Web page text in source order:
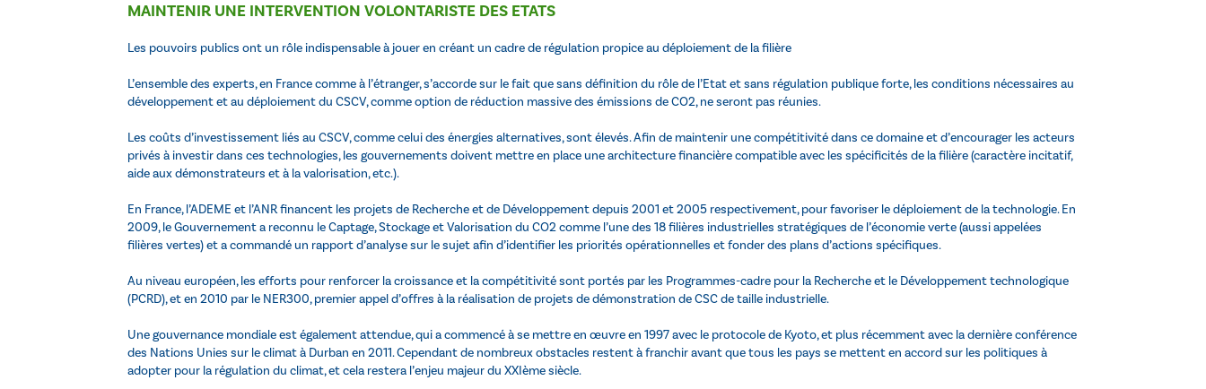
MAINTENIR UNE INTERVENTION VOLONTARISTE DES ETATS
Les pouvoirs publics ont un rôle indispensable à jouer en créant un cadre de régulation propice au déploiement de la filière
L’ensemble des experts, en France comme à l’étranger, s’accorde sur le fait que sans définition du rôle de l’Etat et sans régulation publique forte, les conditions nécessaires au
développement et au déploiement du CSCV, comme option de réduction massive des émissions de CO2, ne seront pas réunies.
Les coûts d’investissement liés au CSCV, comme celui des énergies alternatives, sont élevés. Afin de maintenir une compétitivité dans ce domaine et d’encourager les acteurs
privés à investir dans ces technologies, les gouvernements doivent mettre en place une architecture financière compatible avec les spécificités de la filière (caractère incitatif,
aide aux démonstrateurs et à la valorisation, etc.).
En France, l’ADEME et l’ANR financent les projets de Recherche et de Développement depuis 2001 et 2005 respectivement, pour favoriser le déploiement de la technologie. En
2009, le Gouvernement a reconnu le Captage, Stockage et Valorisation du CO2 comme l’une des 18 filières industrielles stratégiques de l’économie verte (aussi appelées
filières vertes) et a commandé un rapport d’analyse sur le sujet afin d’identifier les priorités opérationnelles et fonder des plans d’actions spécifiques.
Au niveau européen, les efforts pour renforcer la croissance et la compétitivité sont portés par les Programmes-cadre pour la Recherche et le Développement technologique
(PCRD), et en 2010 par le NER300, premier appel d’offres à la réalisation de projets de démonstration de CSC de taille industrielle.
Une gouvernance mondiale est également attendue, qui a commencé à se mettre en œuvre en 1997 avec le protocole de Kyoto, et plus récemment avec la dernière conférence
des Nations Unies sur le climat à Durban en 2011. Cependant de nombreux obstacles restent à franchir avant que tous les pays se mettent en accord sur les politiques à
adopter pour la régulation du climat, et cela restera l’enjeu majeur du XXIème siècle.